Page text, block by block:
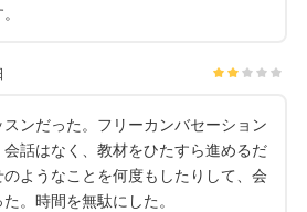
ンだった。フリーカンバセーション
話はなく、教材をひたすら進めるだ
ようなことを何度もしたりして、会
。時間を無駄にした。